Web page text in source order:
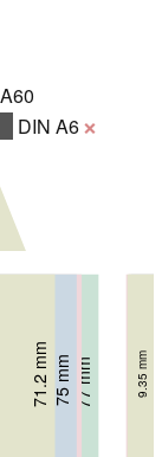
DIN A6 ❌
77 mm 8.8 mm
74 mm 9.8 mm
75 mm 8 mm
71.2 mm 9.35 mm